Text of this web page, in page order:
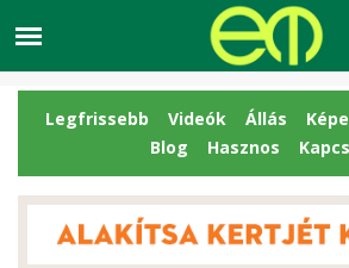
Legfrissebb Videók Állás
Blog
Hasznos